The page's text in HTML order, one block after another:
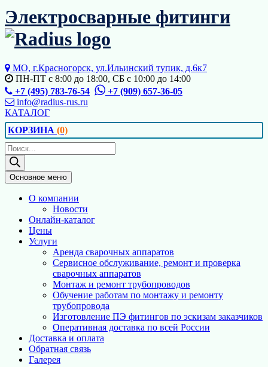
Перейти
к
содержимому
Электросварные фитинги
МО, г.Красногорск, ул.Ильинский тупик, д.6к7
ПН-ПТ с 8:00 до 18:00, СБ с 10:00 до 14:00
+7 (495) 783-76-54
+7 (909) 657-36-05
info@radius-rus.ru
КАТАЛОГ
КОРЗИНА (0)
Поиск
товаров
Основное меню
О компании
Новости
Онлайн-каталог
Цены
Услуги
Аренда сварочных аппаратов
Сервисное обслуживание, ремонт и проверка
сварочных аппаратов
Монтаж и ремонт трубопроводов
Обучение работам по монтажу и ремонту
трубопровода
Изготовление ПЭ фитингов по эскизам заказчиков
Оперативная доставка по всей России
Доставка и оплата
Обратная связь
Галерея